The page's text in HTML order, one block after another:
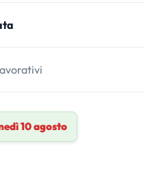
10 agosto